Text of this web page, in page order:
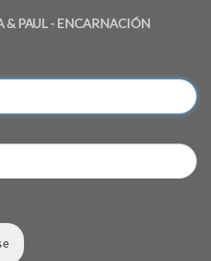
& PAUL - ENCARNACIÓN